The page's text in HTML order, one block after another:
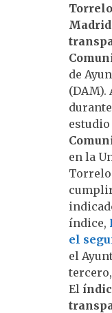
de
(DAM).
estudio
en la
cumplir
índice,
el
el
El